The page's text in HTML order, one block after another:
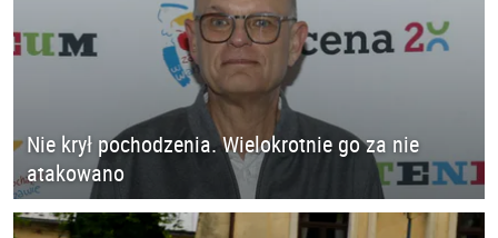
Nie krył pochodzenia. Wielokrotnie go za nie
atakowano